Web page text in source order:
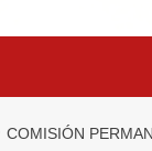
COMISIÓN